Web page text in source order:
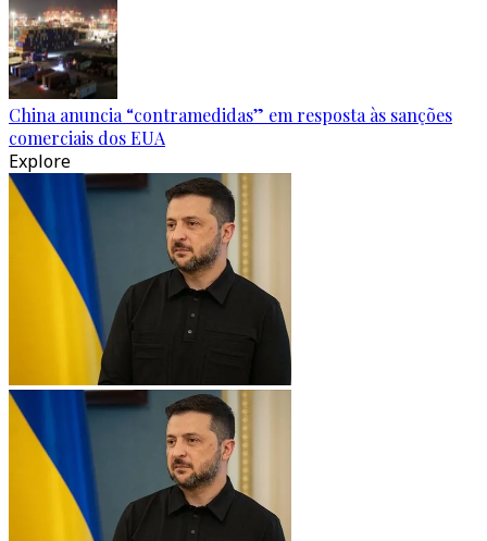
China anuncia “contramedidas” em resposta às sanções
comerciais dos EUA
Explore